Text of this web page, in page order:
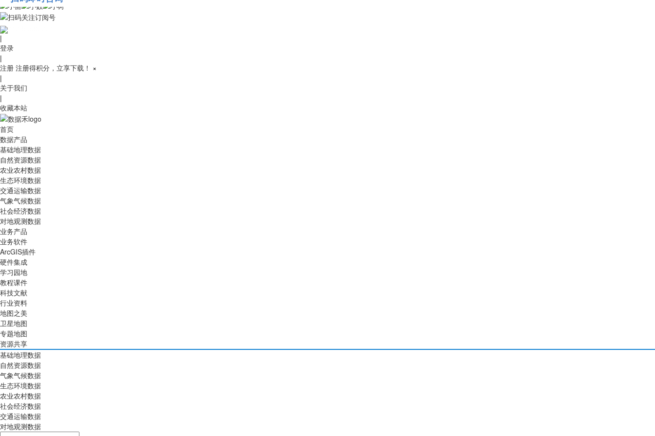
010-53689091
|
登录
|
注册 注册得积分，立享下载！ ×
|
关于我们
|
收藏本站
首页
数据产品
基础地理数据
自然资源数据
农业农村数据
生态环境数据
交通运输数据
气象气候数据
社会经济数据
对地观测数据
业务产品
业务软件
ArcGIS插件
硬件集成
学习园地
教程课件
科技文献
行业资料
地图之美
卫星地图
专题地图
资源共享
基础地理数据
自然资源数据
气象气候数据
生态环境数据
农业农村数据
社会经济数据
交通运输数据
对地观测数据